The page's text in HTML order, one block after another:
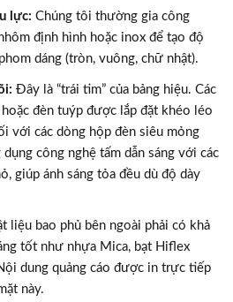
lực: Chúng tôi thường gia công
định hình hoặc inox để tạo độ
dáng (tròn, vuông, chữ nhật).
Đây là “trái tim” của bảng hiệu. Các
đèn tuýp được lắp đặt khéo léo
với các dòng hộp đèn siêu mỏng
công nghệ tấm dẫn sáng với các
giúp ánh sáng tỏa đều dù độ dày
liệu bao phủ bên ngoài phải có khả
tốt như nhựa Mica, bạt Hiflex
dung quảng cáo được in trực tiếp
này.